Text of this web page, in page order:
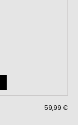
59,99 €